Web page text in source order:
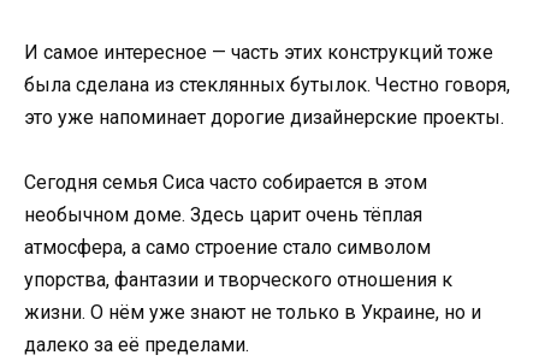
И самое интересное — часть этих конструкций тоже
была сделана из стеклянных бутылок. Честно говоря,
это уже напоминает дорогие дизайнерские проекты.
Сегодня семья Сиса часто собирается в этом
необычном доме. Здесь царит очень тёплая
атмосфера, а само строение стало символом
упорства, фантазии и творческого отношения к
жизни. О нём уже знают не только в Украине, но и
далеко за её пределами.